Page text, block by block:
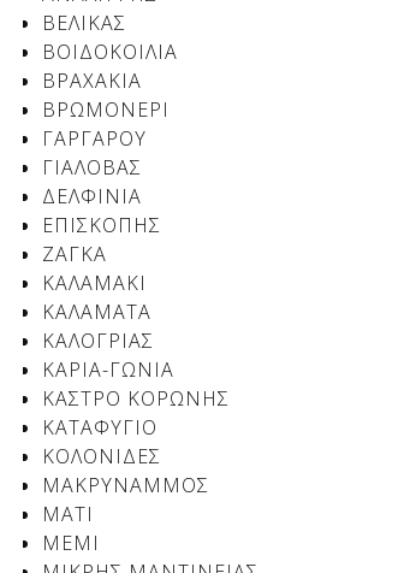
ΒΕΛΙΚΑΣ
ΒΟΙΔΟΚΟΙΛΙΑ
ΒΡΑΧΑΚΙΑ
ΒΡΩΜΟΝΕΡΙ
ΓΑΡΓΑΡΟΥ
ΓΙΑΛΟΒΑΣ
ΔΕΛΦΙΝΙΑ
ΕΠΙΣΚΟΠΗΣ
ΖΑΓΚΑ
ΚΑΛΑΜΑΚΙ
ΚΑΛΑΜΑΤΑ
ΚΑΛΟΓΡΙΑΣ
ΚΑΡΙΑ-ΓΩΝΙΑ
ΚΑΣΤΡΟ ΚΟΡΩΝΗΣ
ΚΑΤΑΦΥΓΙΟ
ΚΟΛΟΝΙΔΕΣ
ΜΑΚΡΥΝΑΜΜΟΣ
ΜΑΤΙ
ΜΕΜΙ